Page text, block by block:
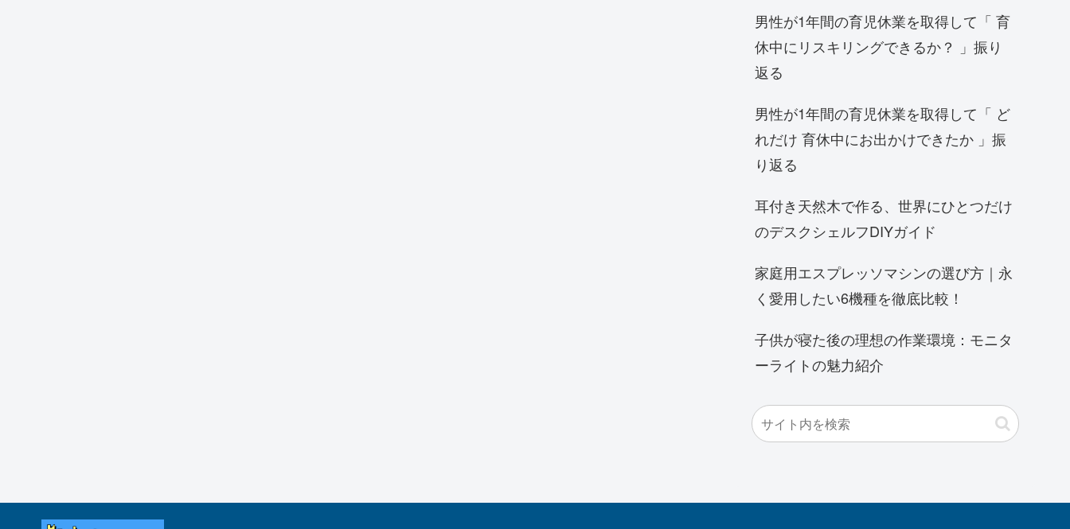
男性が1年間の育児休業を取得して「 育
休中にリスキリングできるか？ 」振り
返る
男性が1年間の育児休業を取得して「 ど
れだけ 育休中にお出かけできたか 」振
り返る
耳付き天然木で作る、世界にひとつだけ
のデスクシェルフDIYガイド
家庭用エスプレッソマシンの選び方｜永
く愛用したい6機種を徹底比較！
子供が寝た後の理想の作業環境：モニタ
ーライトの魅力紹介